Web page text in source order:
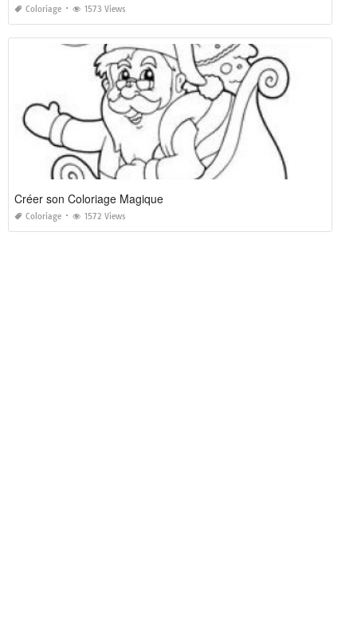
Coloriage 1573 Views
Créer son Coloriage Magique
Coloriage 1572 Views